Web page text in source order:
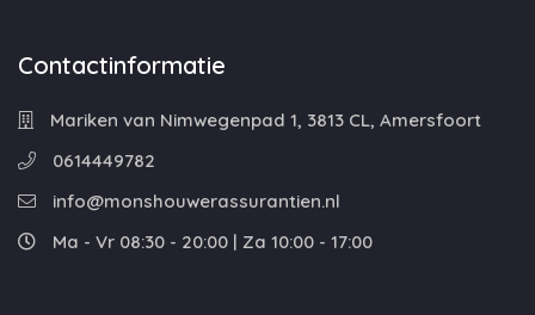
Contactinformatie
Mariken van Nimwegenpad 1, 3813 CL, Amersfoort
0614449782
info@monshouwerassurantien.nl
Ma - Vr 08:30 - 20:00 | Za 10:00 - 17:00